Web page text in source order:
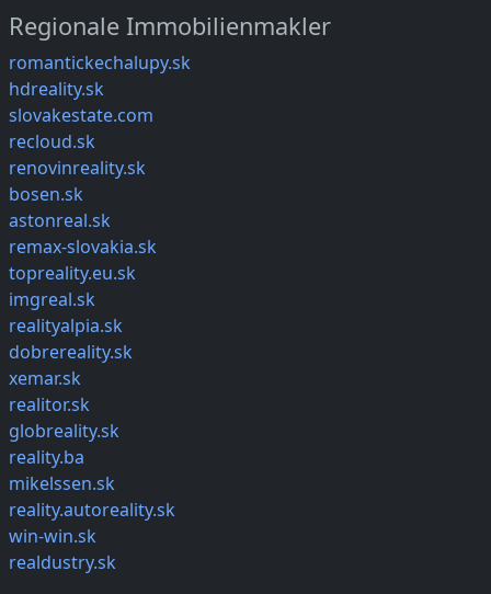
Regionale Immobilienmakler
romantickechalupy.sk
hdreality.sk
slovakestate.com
recloud.sk
renovinreality.sk
bosen.sk
astonreal.sk
remax-slovakia.sk
topreality.eu.sk
imgreal.sk
realityalpia.sk
dobrereality.sk
xemar.sk
realitor.sk
globreality.sk
reality.ba
mikelssen.sk
reality.autoreality.sk
win-win.sk
realdustry.sk